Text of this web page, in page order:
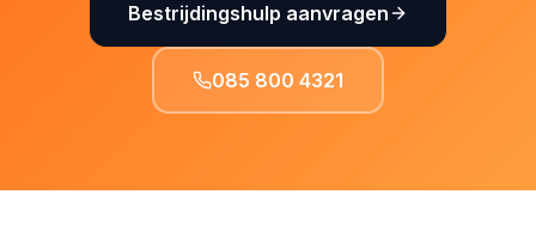
Bestrijdingshulp aanvragen
085 800 4321